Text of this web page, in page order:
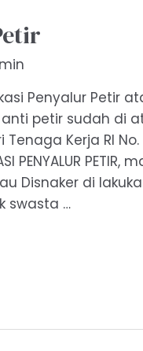
Penyalur Petir
petir sudah di
Kerja RI No.
PENYALUR
Disnaker di
swasta …